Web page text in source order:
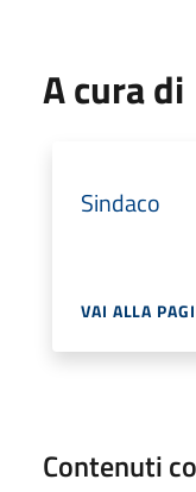
A cura di
Sindaco
VAI ALLA
Contenuti